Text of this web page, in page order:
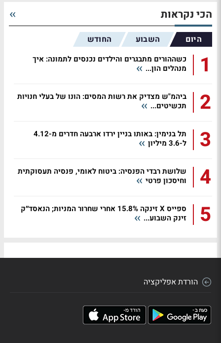
הכי נקראות
היום השבוע החודש
1
כשההורים מתבגרים והילדים נכנסים לתמונה: איך
מנהלים הון...
2
ביהמ"ש מצדיק את רשות המסים: הונו של בעלי חנויות
תכשיטים...
3
תל בנימין: באותו בניין ירדו ארבעה חדרים מ-4.12
ל-3.6 מיליון
4
שלושת רבדי הפנסיה: ביטוח לאומי, פנסיה תעסוקתית
וחיסכון פרטי
5
ספייס X זינקה 15.8% אחרי שחרור המניות; הנאסד״ק
זינק השבוע...
הורדת אפליקציה